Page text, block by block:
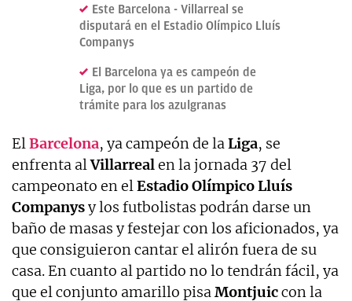
Este Barcelona - Villarreal se
disputará en el Estadio Olímpico Lluís
Companys
El Barcelona ya es campeón de
Liga, por lo que es un partido de
trámite para los azulgranas
ElBarcelona, ya campeón de laLiga, se
enfrenta alVillarrealen la jornada 37 del
campeonato en elEstadio Olímpico Lluís
Companysy los futbolistas podrán darse un
baño de masas y festejar con los aficionados, ya
que consiguieron cantar el alirón fuera de su
casa. En cuanto al partido no lo tendrán fácil, ya
que el conjunto amarillo pisaMontjuiccon la